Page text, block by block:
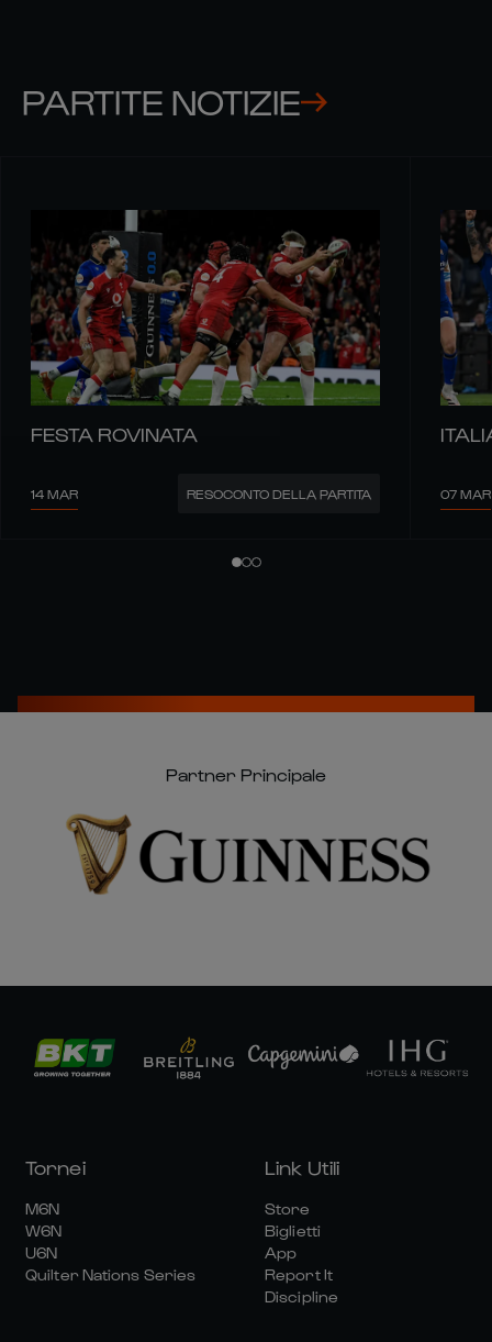
PARTITE NOTIZIE
FESTA ROVINATA
14 MAR RESOCONTO DELLA PARTITA 07 MAR
Partner Principale
Tornei
M6N
W6N
U6N
Quilter Nations Series
Link Utili
Store
Biglietti
App
Report It
Discipline